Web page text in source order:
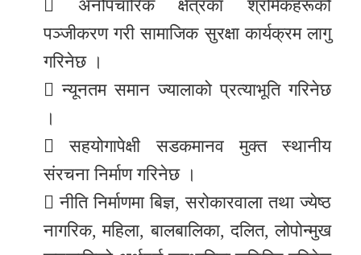
 अनौपचारिक क्षेत्रका श्रमिकहरूको
पञ्जीकरण गरी सामाजिक सुरक्षा कार्यक्रम लागु
गरिनेछ ।
 न्यूनतम समान ज्यालाको प्रत्याभूति गरिनेछ
।
 सहयोगापेक्षी सडकमानव मुक्त स्थानीय
संरचना निर्माण गरिनेछ ।
 नीति निर्माणमा बिज्ञ, सरोकारवाला तथा ज्येष्ठ
नागरिक, महिला, बालबालिका, दलित, लोपोन्मुख